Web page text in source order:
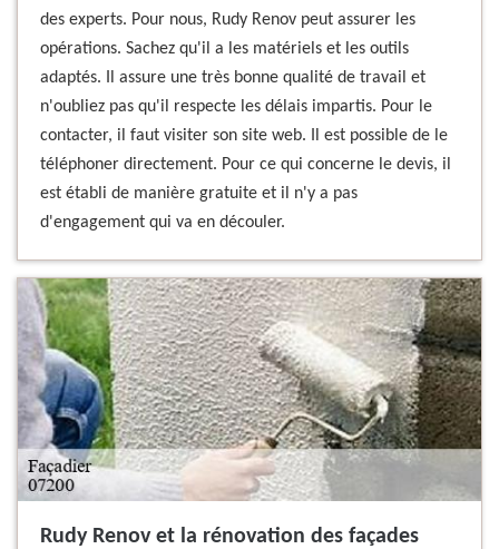
des experts. Pour nous, Rudy Renov peut assurer les
opérations. Sachez qu'il a les matériels et les outils
adaptés. Il assure une très bonne qualité de travail et
n'oubliez pas qu'il respecte les délais impartis. Pour le
contacter, il faut visiter son site web. Il est possible de le
téléphoner directement. Pour ce qui concerne le devis, il
est établi de manière gratuite et il n'y a pas
d'engagement qui va en découler.
Rudy Renov et la rénovation des façades